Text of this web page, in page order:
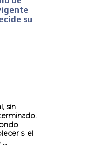
su
sin
si el